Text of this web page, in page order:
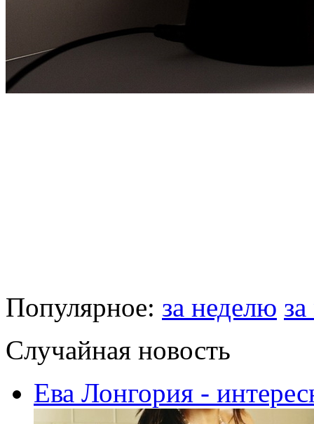
Популярное: за неделю
Случайная новость
Ева Лонгория -